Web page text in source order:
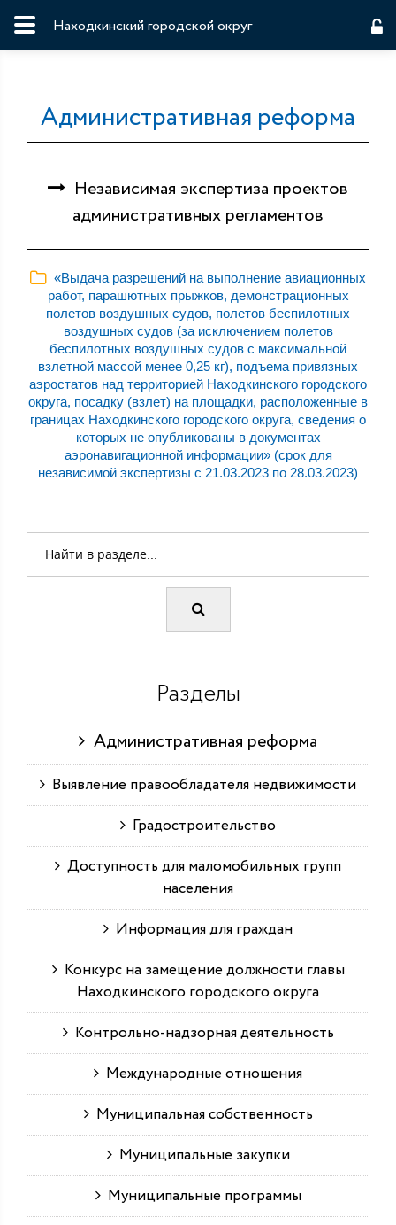
Находкинский городской округ
Административная реформа
Независимая экспертиза проектов
административных регламентов
«Выдача разрешений на выполнение авиационных
работ, парашютных прыжков, демонстрационных
полетов воздушных судов, полетов беспилотных
воздушных судов (за исключением полетов
беспилотных воздушных судов с максимальной
взлетной массой менее 0,25 кг), подъема привязных
аэростатов над территорией Находкинского городского
округа, посадку (взлет) на площадки, расположенные в
границах Находкинского городского округа, сведения о
которых не опубликованы в документах
аэронавигационной информации» (срок для
независимой экспертизы с 21.03.2023 по 28.03.2023)
Разделы
Административная реформа
Выявление правообладателя недвижимости
Градостроительство
Доступность для маломобильных групп
населения
Информация для граждан
Конкурс на замещение должности главы
Находкинского городского округа
Контрольно-надзорная деятельность
Международные отношения
Муниципальная собственность
Муниципальные закупки
Муниципальные программы